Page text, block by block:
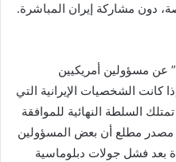
دون مشاركة إيران المباشرة.
عن مسؤولين أمريكيين
كانت الشخصيات الإيرانية التي
السلطة النهائية للموافقة
مصدر مطلع أن بعض المسؤولين
بعد فشل جولات دبلوماسية